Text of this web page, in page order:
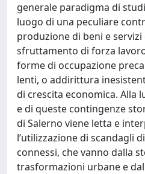
generale paradigma di
luogo di una peculiare
produzione di beni e
sfruttamento di forza
forme di occupazione
lenti, o addirittura
di crescita economica. Alla
e di queste contingenze
di Salerno viene letta e
l’utilizzazione di scandagli
connessi, che vanno dalla
trasformazioni urbane e